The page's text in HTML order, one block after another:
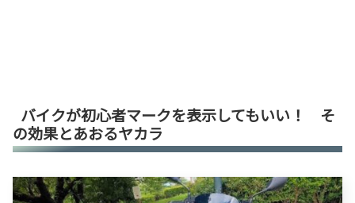
バイクが初心者マークを表示してもいい！ そ
の効果とあおるヤカラ